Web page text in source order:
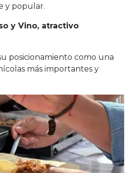
y popular.
y Vino, atractivo
posicionamiento como una
más importantes y